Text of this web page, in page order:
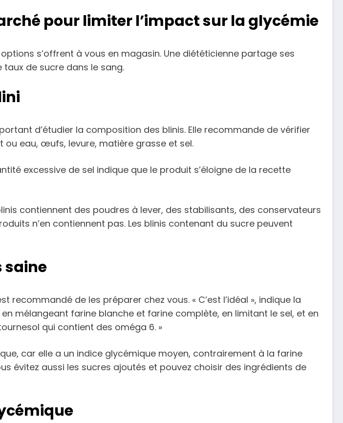
pour limiter l’impact sur la glycémie
s’offrent à vous en magasin. Une diététicienne partage ses
de sucre dans le sang.
d’étudier la composition des blinis. Elle recommande de vérifier
eau, œufs, levure, matière grasse et sel.
excessive de sel indique que le produit s’éloigne de la recette
contiennent des poudres à lever, des stabilisants, des conservateurs
n’en contiennent pas. Les blinis contenant du sucre peuvent
saine
de les préparer chez vous. « C’est l’idéal », indique la
mélangeant farine blanche et farine complète, en limitant le sel, et en
qui contient des oméga 6. »
car elle a un indice glycémique moyen, contrairement à la farine
évitez aussi les sucres ajoutés et pouvez choisir des ingrédients de